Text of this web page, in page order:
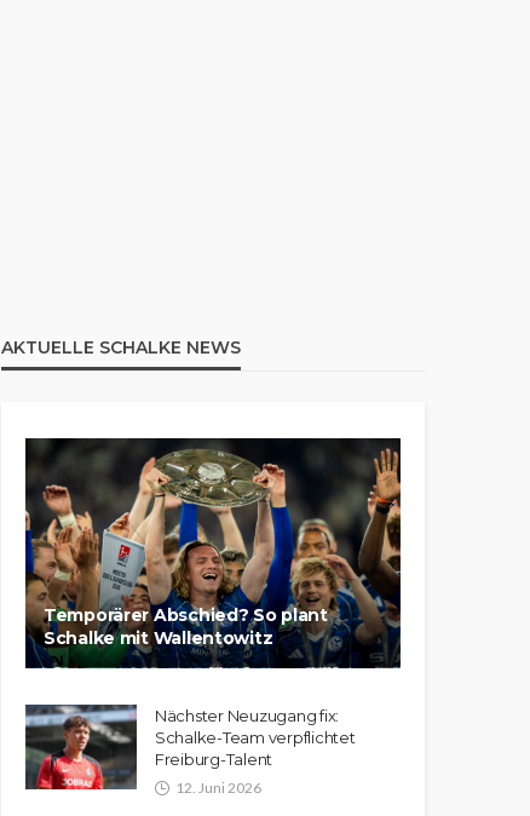
AKTUELLE SCHALKE NEWS
Temporärer Abschied? So plant
Schalke mit Wallentowitz
Nächster Neuzugang fix:
Schalke-Team verpflichtet
Freiburg-Talent
12. Juni 2026